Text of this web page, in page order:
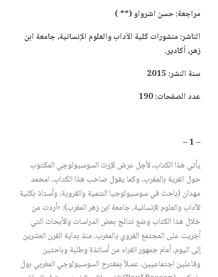
مراجعة: حسن اشرواو (** )
الناشر: منشورات كلية الآداب والعلوم الإنسانية، جامعة ابن
زهر، أكادير.
سنة النشر: 2015
عدد الصفحات: 190
– 1 –
يأتي هذا الكتاب، لأجل عرض الإرث السوسيولوجي المكتوب
حول القرية بالمغرب، وكما يقول صاحب هذا الكتاب، امحمد
مهدان (باحث في سوسيولوجيا التنمية والقروية، وأستاذ بكلية
الآداب والعلوم الإنسانية، جامعة ابن زهر المغرب): «أردت من
خلال هذا الكتاب وضع نتائج بعض الدراسات والأبحاث التي
أجريت على المجتمع القروي بالمغرب، منذ بداية القرن العشرين
إلى اليوم، أمام جمهور القراء من أساتذة وطلبة وباحثين
وفاعلين اجتماعيين، عمـلاً بمقترح السوسيولوجي المغربي بول